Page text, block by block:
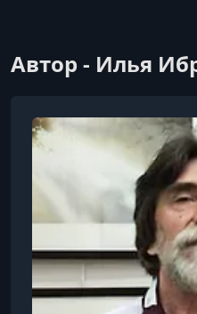
Автор - Илья